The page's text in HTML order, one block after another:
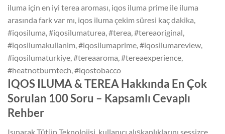
iluma için en iyi terea aroması, iqos iluma prime ile iluma
arasında fark var mı, iqos iluma çekim süresi kaç dakika,
#iqosiluma, #iqosilumaturea, #terea, #tereaoriginal,
#iqosilumakullanim, #iqosilumaprime, #iqosilumareview,
#iqosilumaturkiye, #tereaaroma, #tereaexperience,
#heatnotburntech, #iqostobacco
IQOS ILUMA & TEREA Hakkında En Çok
Sorulan 100 Soru – Kapsamlı Cevaplı
Rehber
Isınarak Tütün Teknolojisi, kullanıcı alışkanlıklarını sessizce